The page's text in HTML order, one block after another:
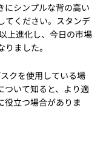
にシンプルな背の高い
てください。スタンデ
上進化し、今日の市場
ました。
クを使用している場
ついて知ると、より適
役立つ場合がありま